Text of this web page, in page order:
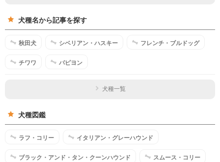
犬種名から記事を探す
秋田犬 シベリアン・ハスキー フレンチ・ブルドッグ
チワワ パピヨン
犬種一覧
犬種図鑑
ラフ・コリー イタリアン・グレーハウンド
ブラック・アンド・タン・クーンハウンド スムース・コリー